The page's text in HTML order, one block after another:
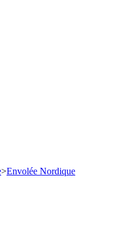
>Envolée Nordique